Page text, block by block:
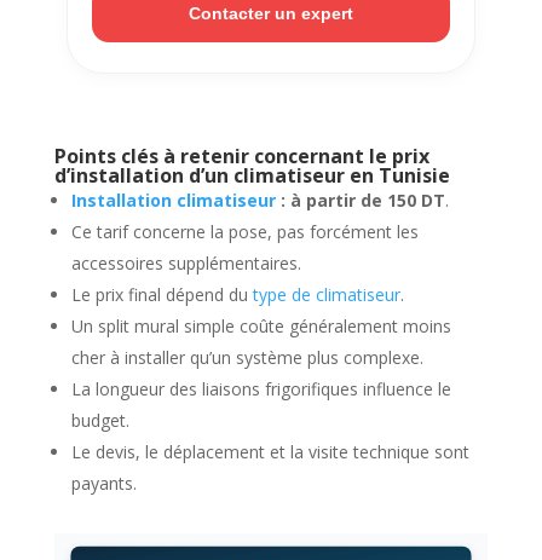
Contacter un expert
Points clés à retenir concernant le prix
d’installation d’un climatiseur en Tunisie
Installation climatiseur: à partir de 150 DT.
Ce tarif concerne la pose, pas forcément les
accessoires supplémentaires.
Le prix final dépend dutype de climatiseur.
Un split mural simple coûte généralement moins
cher à installer qu’un système plus complexe.
La longueur des liaisons frigorifiques influence le
budget.
Le devis, le déplacement et la visite technique sont
payants.